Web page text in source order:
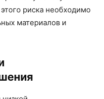
риска необходимо
материалов и